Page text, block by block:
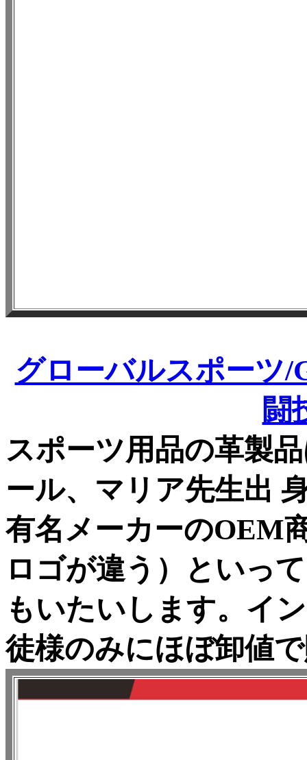
グローバルスポーツ/
闘
スポーツ用品の革製
ール、マリア先生出
有名メーカーのOEM
ロゴが違う）といっ
もいたいします。イ
徒様のみにほぼ卸値